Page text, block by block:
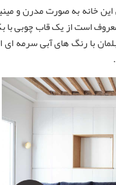
خانه به صورت مدرن و
است از یک قاب چوبی با
با رنگ های آبی سرمه